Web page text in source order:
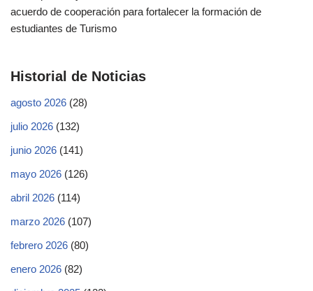
acuerdo de cooperación para fortalecer la formación de
estudiantes de Turismo
Historial de Noticias
agosto 2026 (28)
julio 2026 (132)
junio 2026 (141)
mayo 2026 (126)
abril 2026 (114)
marzo 2026 (107)
febrero 2026 (80)
enero 2026 (82)